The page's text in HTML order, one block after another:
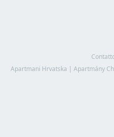
Apartmani Hrvatska | Apartmány